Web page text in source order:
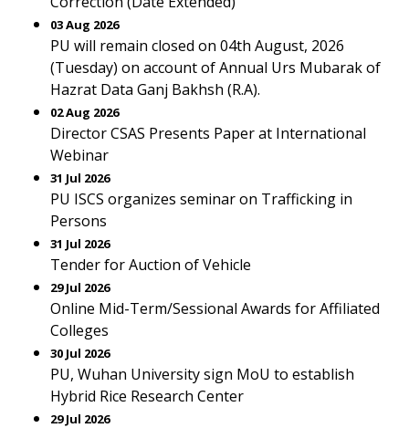
03 Aug 2026
PU will remain closed on 04th August, 2026
(Tuesday) on account of Annual Urs Mubarak of
Hazrat Data Ganj Bakhsh (R.A).
02 Aug 2026
Director CSAS Presents Paper at International
Webinar
31 Jul 2026
PU ISCS organizes seminar on Trafficking in
Persons
31 Jul 2026
Tender for Auction of Vehicle
29 Jul 2026
Online Mid-Term/Sessional Awards for Affiliated
Colleges
30 Jul 2026
PU, Wuhan University sign MoU to establish
Hybrid Rice Research Center
29 Jul 2026